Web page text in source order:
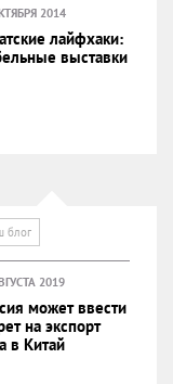
блог
2014
лайфхаки:
выставки
2019
может ввести
на экспорт
в Китай